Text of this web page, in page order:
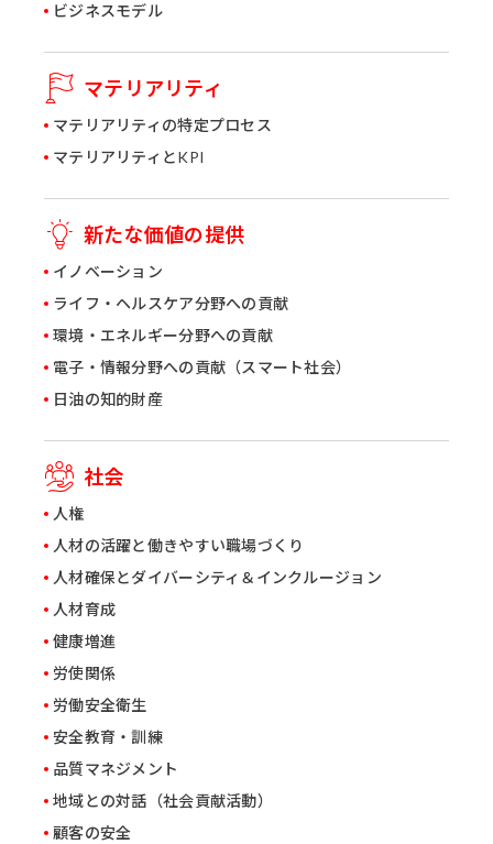
ビジネスモデル
マテリアリティ
マテリアリティの特定プロセス
マテリアリティとKPI
新たな価値の提供
イノベーション
ライフ・ヘルスケア分野への貢献
環境・エネルギー分野への貢献
電子・情報分野への貢献（スマート社会）
日油の知的財産
社会
人権
人材の活躍と働きやすい職場づくり
人材確保とダイバーシティ＆インクルージョン
人材育成
健康増進
労使関係
労働安全衛生
安全教育・訓練
品質マネジメント
地域との対話（社会貢献活動）
顧客の安全